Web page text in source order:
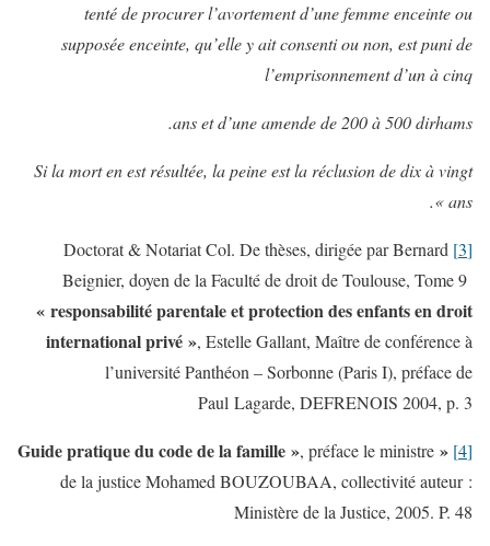
tenté de procurer l’avortement d’une femme enceinte ou
supposée enceinte, qu’elle y ait consenti ou non, est puni de
l’emprisonnement d’un à cinq
ans et d’une amende de 200 à 500 dirhams.
Si la mort en est résultée, la peine est la réclusion de dix à vingt
ans ».
[3]
Doctorat & Notariat Col. De thèses, dirigée par Bernard
Beignier, doyen de la Faculté de droit de Toulouse, Tome 9
« responsabilité parentale et protection des enfants en droit
international privé », Estelle Gallant, Maître de conférence à
l’université Panthéon – Sorbonne (Paris I), préface de
Paul Lagarde, DEFRENOIS 2004, p. 3
[4]
« Guide pratique du code de la famille
», préface le ministre
de la justice Mohamed BOUZOUBAA, collectivité auteur :
Ministère de la Justice, 2005. P. 48